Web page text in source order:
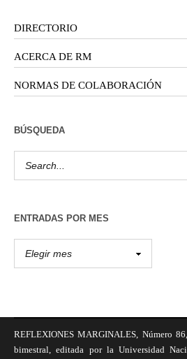
DIRECTORIO
ACERCA DE RM
NORMAS DE COLABORACIÓN
BÚSQUEDA
ENTRADAS POR MES
REFLEXIONES MARGINALES, Número
bimestral, editada por la Universidad